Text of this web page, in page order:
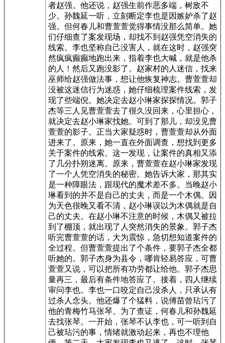
者赵强。他还说，赵强生前作恶多端，树敌不
少。孙魏延一听，立刻断定李也是因嫉妒杀了赵
强。但何春儿和曹萱萱觉得事情没那么简单。她
们仔细查了案发现场，却找不到赵强凭空消失的
线索。李也坚称自己没害人，就在这时，赵强突
然疯疯癫癫地跑出来，指着李也大喊，就是他杀
的人！然后又跑没影了。赵家村的人迷信，找来
巫师给赵强做法事，想让他恢复神志。曹萱萱却
没被这迷信行为迷惑，她仔细梳理案件线索，发
现了些端倪。她决定去赵小琳家探探情况。郭子
杰等三人见曹萱萱去了很久没回来，心里担心，
就决定去赵小琳家找她。可到了那儿，却没见曹
萱萱的影子。正当大家疑惑时，曹萱萱却从外面
进来了。原来，她一直在外面调查，想找到更多
关于案件的线索。这一发现，让案件的真相又添
了几分扑朔迷离。原来，曹萱萱在赵小琳家发现
了一个人凭空消失的秘密。她告诉大家，那其实
是一种障眼法，跟现代的魔术差不多。当晚赵小
琳看到的并不是自己的丈夫，而是一个木偶。因
为天色很晚又看不清，赵小琳误以为木偶就是自
己的丈夫。在赵小琳不注意的时候，木偶又被拉
到了棚顶，就出现了人突然消失的景象。郭子杰
听完曹萱萱的话，大为震惊，急切想知道案件的
全过程。但曹萱萱提出了个条件，要郭子杰全都
听她的。郭子杰身为县令，哪肯轻易答应，可曹
萱萱又说，可以把所有功劳都让给他。郭子杰思
量再三，最后有条件地答应了。接着，四人继续
审问李也。李也一口咬定自己没杀人，只承认有
过杀人念头。他还爆了个猛料，说傅苗曾玷污了
他的青梅竹马张琴。为了查证，何春儿和孙魏延
去找张琴。一开始，张琴不认李也，可一听到自
己被玷污的事，情绪就激动起来，再也不理他